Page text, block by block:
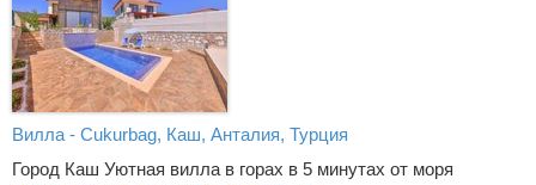
Вилла - Cukurbag, Каш, Анталия, Турция
Город Каш Уютная вилла в горах в 5 минутах от моря